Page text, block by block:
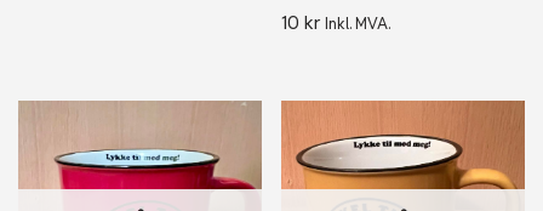
10kr Inkl. MVA.